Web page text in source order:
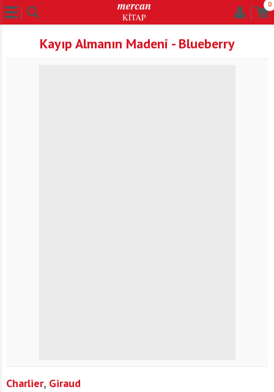
0
Kayıp Almanın Madeni - Blueberry
Charlier, Giraud